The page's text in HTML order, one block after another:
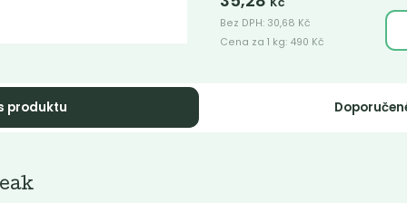
celý
Bez DPH: 30,68 Kč
Cena za 1 kg: 490 Kč
produktu